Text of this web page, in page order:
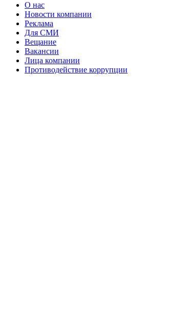
О нас
Новости компании
Реклама
Для СМИ
Вещание
Вакансии
Лица компании
Противодействие коррупции